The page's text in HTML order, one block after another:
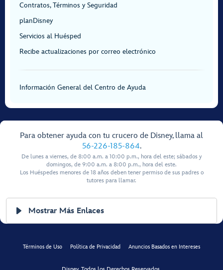
Contratos, Términos y Seguridad
planDisney
Servicios al Huésped
Recibe actualizaciones por correo electrónico
Información General del Centro de Ayuda
Para obtener ayuda con tu crucero de Disney, llama al
56-226-185-864.
De lunes a viernes, de 8:00 a.m. a 10:00 p.m., hora del este; sábados y
domingos, de 9:00 a.m. a 8:00 p.m., hora del este.
Los Huéspedes menores de 18 años deben tener permiso de sus padres o
tutores para llamar.
Mostrar Más Enlaces
Términos de Uso Política de Privacidad Anuncios Basados en Intereses